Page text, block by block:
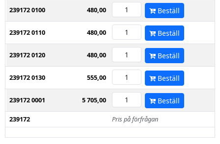
239172 0100 480,00 Beställ
239172 0110 480,00 Beställ
239172 0120 480,00 Beställ
239172 0130 555,00 Beställ
239172 0001 5 705,00 Beställ
239172 Pris på förfrågan